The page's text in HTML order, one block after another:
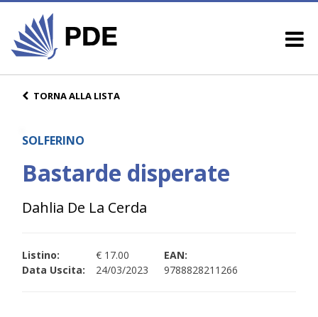
TORNA ALLA LISTA
SOLFERINO
Bastarde disperate
Dahlia De La Cerda
Listino:
€ 17.00
Data Uscita:
24/03/2023
EAN:
9788828211266